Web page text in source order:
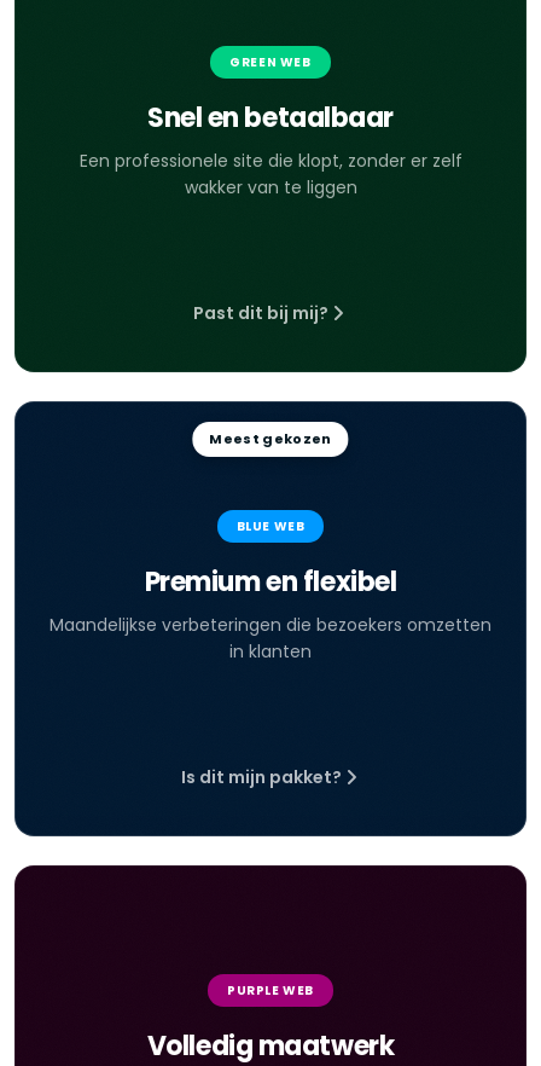
GREEN WEB
Snel en betaalbaar
Een professionele site die klopt, zonder er zelf
wakker van te liggen
Past dit bij mij?
Meest gekozen
BLUE WEB
Premium en flexibel
Maandelijkse verbeteringen die bezoekers omzetten
in klanten
Is dit mijn pakket?
PURPLE WEB
Volledig maatwerk